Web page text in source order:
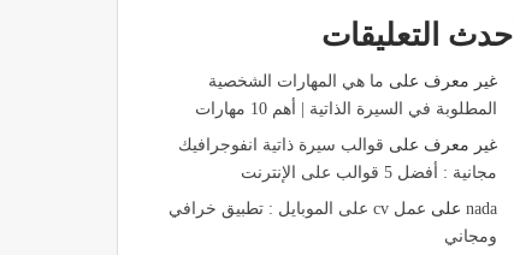
أحدث التعليقات
غير معرف على ما هي المهارات الشخصية
المطلوبة في السيرة الذاتية | أهم 10 مهارات
غير معرف على قوالب سيرة ذاتية انفوجرافيك
مجانية : أفضل 5 قوالب على الإنترنت
nadaعلى
عمل cv على الموبايل : تطبيق خرافي
ومجاني